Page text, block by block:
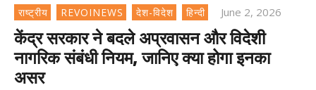
राष्ट्रीय REVOINEWS देश-विदेश हिन्दी June 2, 2026
केंद्र सरकार ने बदले अप्रवासन और विदेशी
नागरिक संबंधी नियम, जानिए क्या होगा इनका
असर